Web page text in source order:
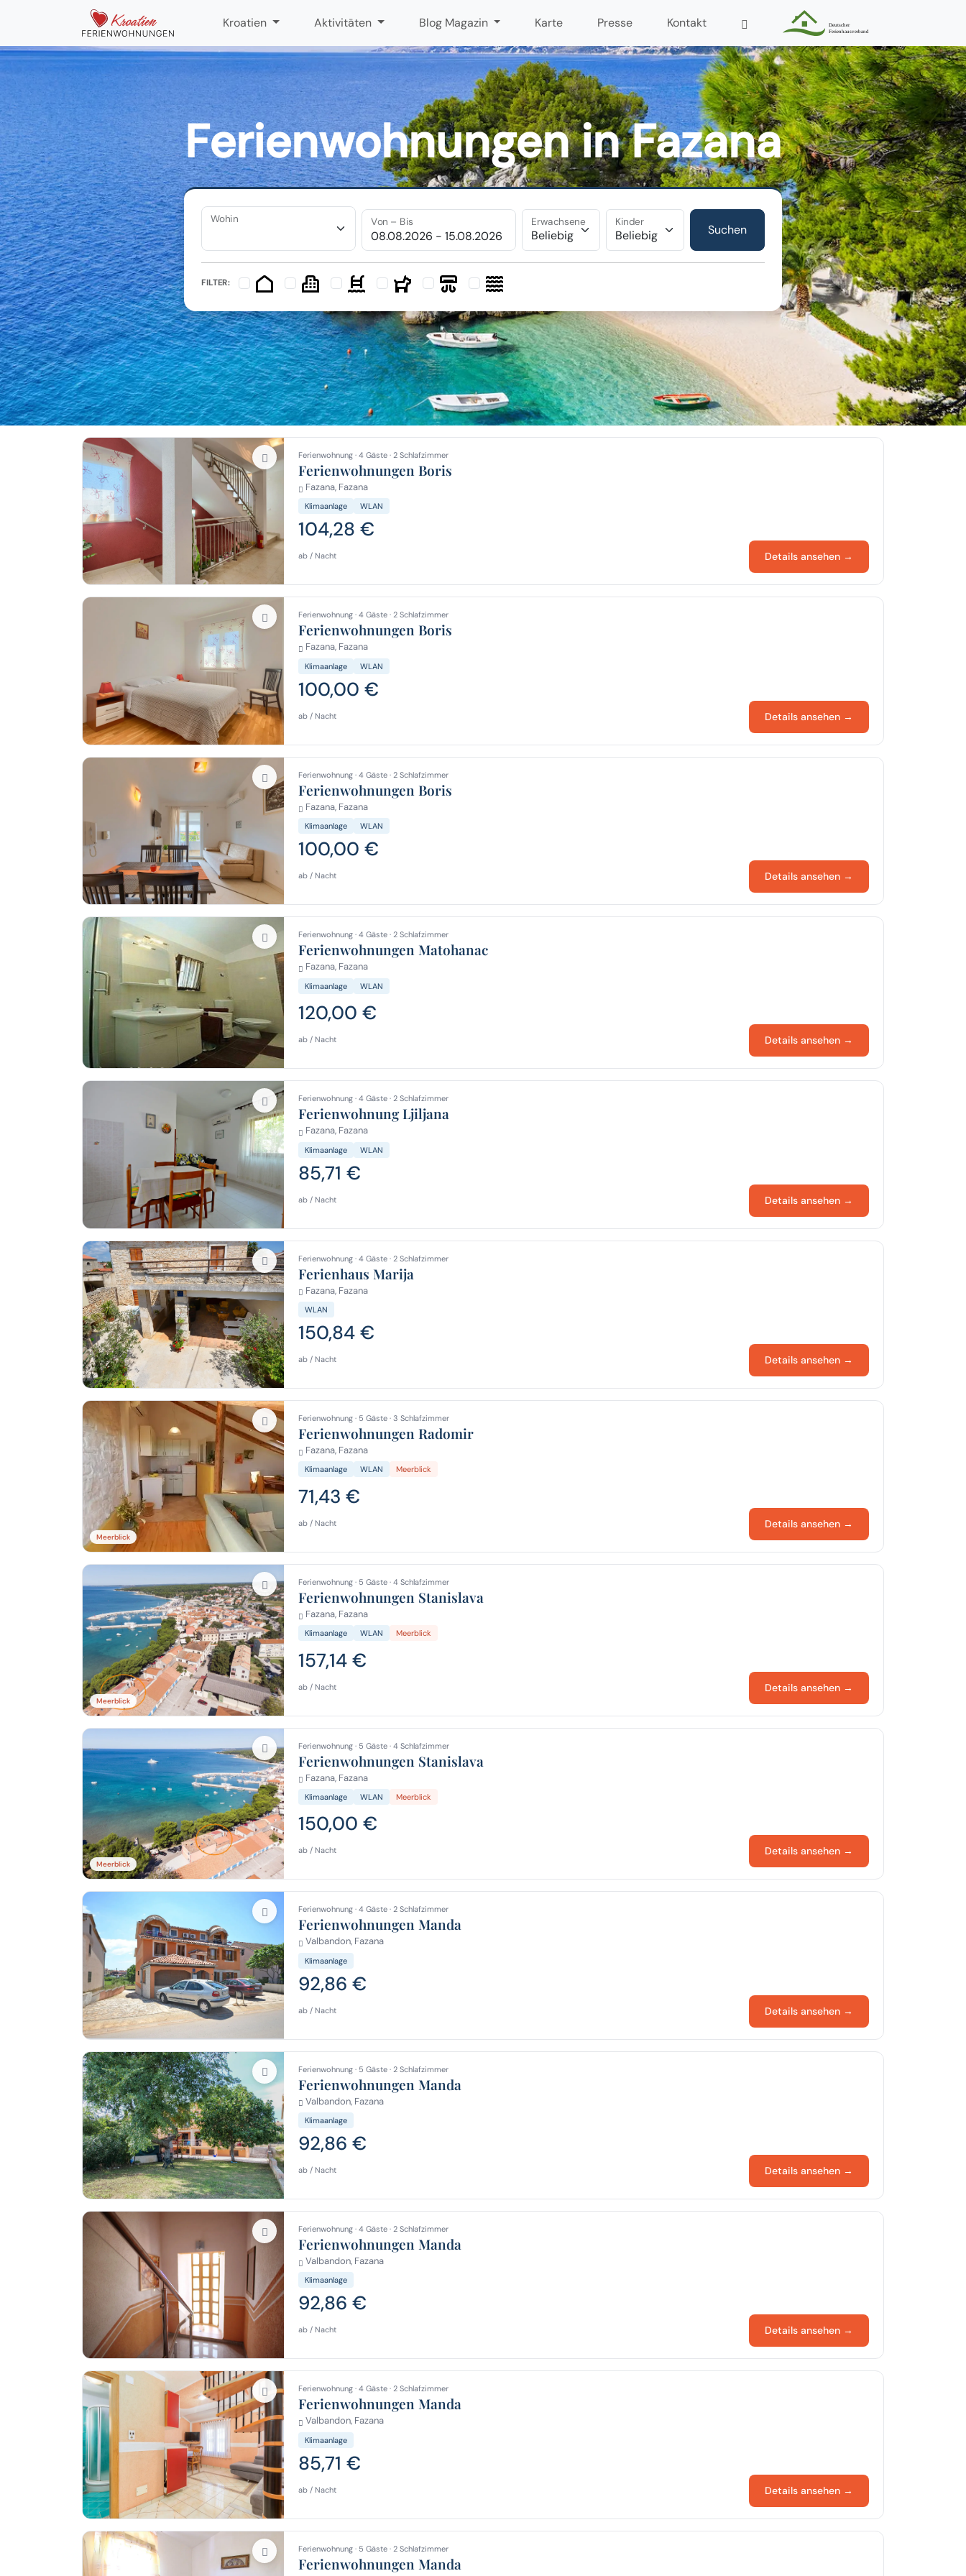
Kroatien Aktivitäten Blog Magazin Karte Presse Kontakt
Ferienwohnungen in Fazana
Wohin Von – Bis Erwachsene Kinder
FILTER:
Ferienwohnung · 4 Gäste · 2 Schlafzimmer
Ferienwohnungen Boris
Fazana, Fazana
Klimaanlage WLAN
104,28 €
ab / Nacht Details ansehen →
Ferienwohnung · 4 Gäste · 2 Schlafzimmer
Ferienwohnungen Boris
Fazana, Fazana
Klimaanlage WLAN
100,00 €
ab / Nacht Details ansehen →
Ferienwohnung · 4 Gäste · 2 Schlafzimmer
Ferienwohnungen Boris
Fazana, Fazana
Klimaanlage WLAN
100,00 €
ab / Nacht Details ansehen →
Ferienwohnung · 4 Gäste · 2 Schlafzimmer
Ferienwohnungen Matohanac
Fazana, Fazana
Klimaanlage WLAN
120,00 €
ab / Nacht Details ansehen →
Ferienwohnung · 4 Gäste · 2 Schlafzimmer
Ferienwohnung Ljiljana
Fazana, Fazana
Klimaanlage WLAN
85,71 €
ab / Nacht Details ansehen →
Ferienwohnung · 4 Gäste · 2 Schlafzimmer
Ferienhaus Marija
Fazana, Fazana
WLAN
150,84 €
ab / Nacht Details ansehen →
Meerblick
Ferienwohnung · 5 Gäste · 3 Schlafzimmer
Ferienwohnungen Radomir
Fazana, Fazana
Klimaanlage WLAN Meerblick
71,43 €
ab / Nacht Details ansehen →
Meerblick
Ferienwohnung · 5 Gäste · 4 Schlafzimmer
Ferienwohnungen Stanislava
Fazana, Fazana
Klimaanlage WLAN Meerblick
157,14 €
ab / Nacht Details ansehen →
Meerblick
Ferienwohnung · 5 Gäste · 4 Schlafzimmer
Ferienwohnungen Stanislava
Fazana, Fazana
Klimaanlage WLAN Meerblick
150,00 €
ab / Nacht Details ansehen →
Ferienwohnung · 4 Gäste · 2 Schlafzimmer
Ferienwohnungen Manda
Valbandon, Fazana
Klimaanlage
92,86 €
ab / Nacht Details ansehen →
Ferienwohnung · 5 Gäste · 2 Schlafzimmer
Ferienwohnungen Manda
Valbandon, Fazana
Klimaanlage
92,86 €
ab / Nacht Details ansehen →
Ferienwohnung · 4 Gäste · 2 Schlafzimmer
Ferienwohnungen Manda
Valbandon, Fazana
Klimaanlage
92,86 €
ab / Nacht Details ansehen →
Ferienwohnung · 4 Gäste · 2 Schlafzimmer
Ferienwohnungen Manda
Valbandon, Fazana
Klimaanlage
85,71 €
ab / Nacht Details ansehen →
Ferienwohnung · 5 Gäste · 2 Schlafzimmer
Ferienwohnungen Manda